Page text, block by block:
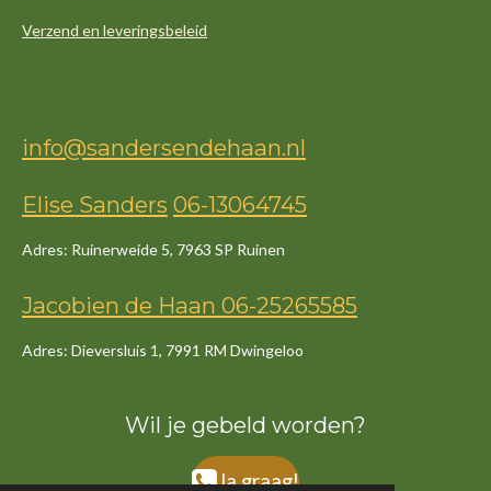
Verzend en leveringsbeleid
info@sandersendehaan.nl
Elise Sanders 06-13064745
Adres: Ruinerweide 5, 7963 SP Ruinen
Jacobien de Haan 06-25265585
Adres: Dieversluis 1, 7991 RM Dwingeloo
Wil je gebeld worden?
Ja graag!